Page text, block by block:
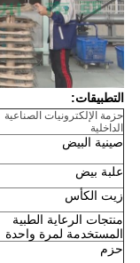
التطبيقات:
حزمة الإلكترونيات الصناعية
الداخلية
صينية البيض
علبة بيض
زيت الكأس
منتجات الرعاية الطبية
المستخدمة لمرة واحدة
حزم